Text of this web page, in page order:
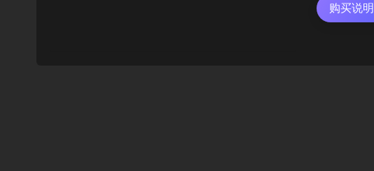
购买说明